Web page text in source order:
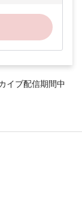
イブ配信期間中